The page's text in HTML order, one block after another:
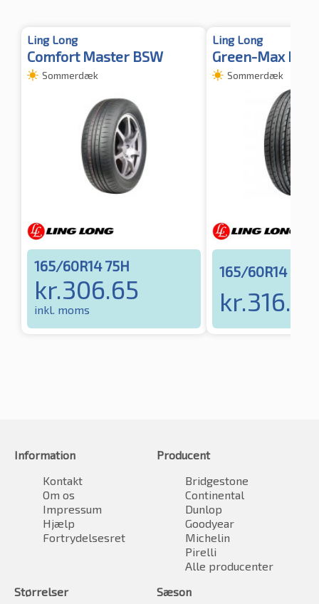
Ling Long
Comfort Master BSW
Sommerdæk
165/60R14 75H
kr.306.65
inkl. moms
Ling Long
Green-Max
Sommerdæk
165/60R14 75H
kr.316.75
Information
Kontakt
Om os
Impressum
Hjælp
Fortrydelsesret
Producent
Bridgestone
Continental
Dunlop
Goodyear
Michelin
Pirelli
Alle producenter
Størrelser
Sæson